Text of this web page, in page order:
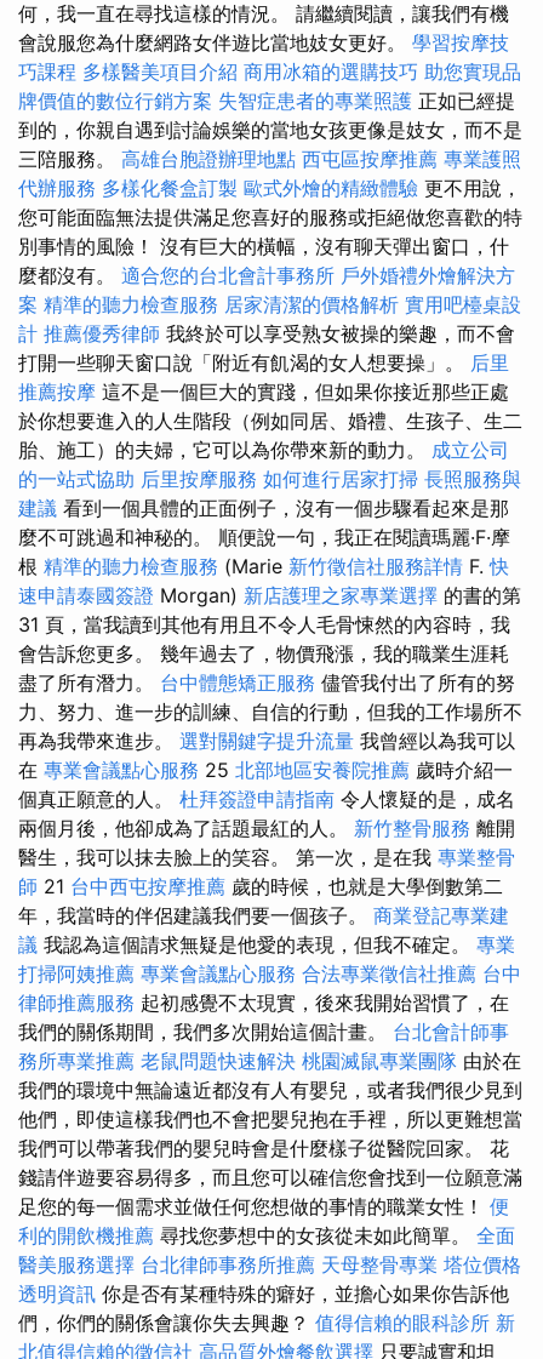
何，我一直在尋找這樣的情況。 請繼續閱讀，讓我們有機
會說服您為什麼網路女伴遊比當地妓女更好。 學習按摩技
巧課程 多樣醫美項目介紹 商用冰箱的選購技巧 助您實現品
牌價值的數位行銷方案 失智症患者的專業照護 正如已經提
到的，你親自遇到討論娛樂的當地女孩更像是妓女，而不是
三陪服務。 高雄台胞證辦理地點 西屯區按摩推薦 專業護照
代辦服務 多樣化餐盒訂製 歐式外燴的精緻體驗 更不用說，
您可能面臨無法提供滿足您喜好的服務或拒絕做您喜歡的特
別事情的風險！ 沒有巨大的橫幅，沒有聊天彈出窗口，什
麼都沒有。 適合您的台北會計事務所 戶外婚禮外燴解決方
案 精準的聽力檢查服務 居家清潔的價格解析 實用吧檯桌設
計 推薦優秀律師 我終於可以享受熟女被操的樂趣，而不會
打開一些聊天窗口說「附近有飢渴的女人想要操」。 后里
推薦按摩 這不是一個巨大的實踐，但如果你接近那些正處
於你想要進入的人生階段（例如同居、婚禮、生孩子、生二
胎、施工）的夫婦，它可以為你帶來新的動力。 成立公司
的一站式協助 后里按摩服務 如何進行居家打掃 長照服務與
建議 看到一個具體的正面例子，沒有一個步驟看起來是那
麼不可跳過和神秘的。 順便說一句，我正在閱讀瑪麗·F·摩
根 精準的聽力檢查服務 (Marie 新竹徵信社服務詳情 F.快
速申請泰國簽證 Morgan) 新店護理之家專業選擇 的書的第
31 頁，當我讀到其他有用且不令人毛骨悚然的內容時，我
會告訴您更多。 幾年過去了，物價飛漲，我的職業生涯耗
盡了所有潛力。 台中體態矯正服務 儘管我付出了所有的努
力、努力、進一步的訓練、自信的行動，但我的工作場所不
再為我帶來進步。 選對關鍵字提升流量 我曾經以為我可以
在 專業會議點心服務 25 北部地區安養院推薦 歲時介紹一
個真正願意的人。 杜拜簽證申請指南 令人懷疑的是，成名
兩個月後，他卻成為了話題最紅的人。 新竹整骨服務 離開
醫生，我可以抹去臉上的笑容。 第一次，是在我 專業整骨
師 21 台中西屯按摩推薦 歲的時候，也就是大學倒數第二
年，我當時的伴侶建議我們要一個孩子。 商業登記專業建
議 我認為這個請求無疑是他愛的表現，但我不確定。 專業
打掃阿姨推薦 專業會議點心服務 合法專業徵信社推薦 台中
律師推薦服務 起初感覺不太現實，後來我開始習慣了，在
我們的關係期間，我們多次開始這個計畫。 台北會計師事
務所專業推薦 老鼠問題快速解決 桃園滅鼠專業團隊 由於在
我們的環境中無論遠近都沒有人有嬰兒，或者我們很少見到
他們，即使這樣我們也不會把嬰兒抱在手裡，所以更難想當
我們可以帶著我們的嬰兒時會是什麼樣子從醫院回家。 花
錢請伴遊要容易得多，而且您可以確信您會找到一位願意滿
足您的每一個需求並做任何您想做的事情的職業女性！ 便
利的開飲機推薦 尋找您夢想中的女孩從未如此簡單。 全面
醫美服務選擇 台北律師事務所推薦 天母整骨專業 塔位價格
透明資訊 你是否有某種特殊的癖好，並擔心如果你告訴他
們，你們的關係會讓你失去興趣？ 值得信賴的眼科診所 新
北值得信賴的徵信社 高品質外燴餐飲選擇 只要誠實和坦